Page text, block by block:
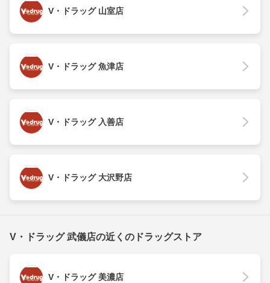
V・ドラッグ 山室店
V・ドラッグ 魚津店
V・ドラッグ 入善店
V・ドラッグ 大沢野店
V・ドラッグ 武儀店の近くのドラッグストア
V・ドラッグ 美濃店